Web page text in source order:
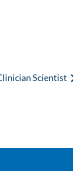
Scientist